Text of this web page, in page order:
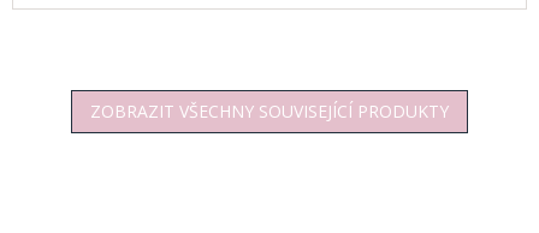
ZOBRAZIT VŠECHNY SOUVISEJÍCÍ PRODUKTY